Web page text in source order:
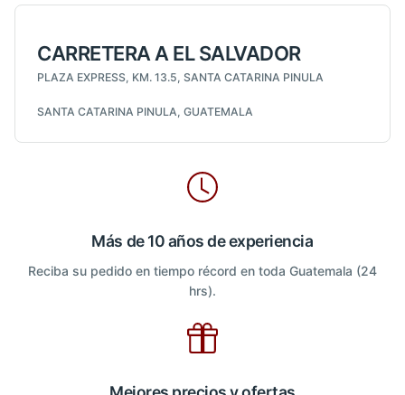
CARRETERA A EL SALVADOR
PLAZA EXPRESS, KM. 13.5, SANTA CATARINA PINULA
SANTA CATARINA PINULA, GUATEMALA
Más de 10 años de experiencia
Reciba su pedido en tiempo récord en toda Guatemala (24
hrs).